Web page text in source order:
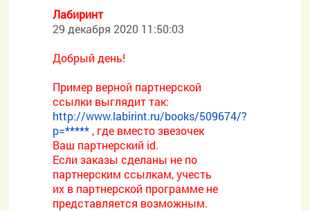
Лабиринт
29 декабря 2020 11:50:03
Добрый день!
Пример верной партнерской
ссылки выглядит так:
http://www.labirint.ru/books/509674/?
p=***** , где вместо звезочек
Ваш партнерский id.
Если заказы сделаны не по
партнерским ссылкам, учесть
их в партнерской программе не
представляется возможным.